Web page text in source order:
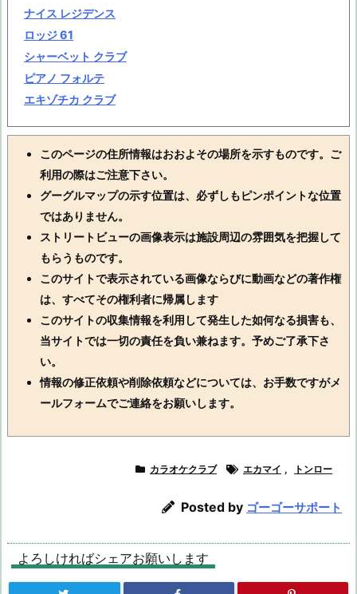
ナイス レジデンス
ロッジ 61
シャーベット クラブ
ピアノ フォルテ
エキゾチカ クラブ
このページの住所情報はおおよその場所を示すものです。ご
利用の際はご注意下さい。
グーグルマップの示す位置は、必ずしもピンポイントな位置
ではありません。
ストリートビューの画像表示は施設周辺の雰囲気を把握して
もらうものです。
このサイトで表示されている画像ならびに動画などの著作権
は、すべてその権利者に帰属します
このサイトの収集情報を利用して発生した如何なる損害も、
当サイトでは一切の責任を負い兼ねます。予めご了承下さ
い。
情報の修正依頼や削除依頼などについては、お手数ですがメ
ールフォームでご連絡をお願いします。
カラオケクラブ エカマイ , トンロー
Posted by ゴーゴーサポート
よろしければシェアお願いします